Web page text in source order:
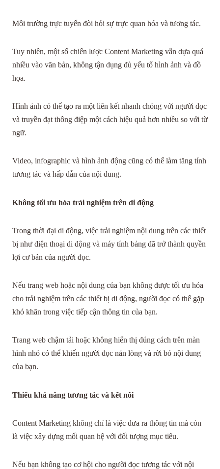
Môi trường trực tuyến đòi hỏi sự trực quan hóa và tương tác.
Tuy nhiên, một số chiến lược Content Marketing vẫn dựa quá
nhiều vào văn bản, không tận dụng đủ yếu tố hình ảnh và đồ
họa.
Hình ảnh có thể tạo ra một liên kết nhanh chóng với người đọc
và truyền đạt thông điệp một cách hiệu quả hơn nhiều so với từ
ngữ.
Video, infographic và hình ảnh động cũng có thể làm tăng tính
tương tác và hấp dẫn của nội dung.
Không tối ưu hóa trải nghiệm trên di động
Trong thời đại di động, việc trải nghiệm nội dung trên các thiết
bị như điện thoại di động và máy tính bảng đã trở thành quyền
lợi cơ bản của người đọc.
Nếu trang web hoặc nội dung của bạn không được tối ưu hóa
cho trải nghiệm trên các thiết bị di động, người đọc có thể gặp
khó khăn trong việc tiếp cận thông tin của bạn.
Trang web chậm tải hoặc không hiển thị đúng cách trên màn
hình nhỏ có thể khiến người đọc nản lòng và rời bỏ nội dung
của bạn.
Thiếu khả năng tương tác và kết nối
Content Marketing không chỉ là việc đưa ra thông tin mà còn
là việc xây dựng mối quan hệ với đối tượng mục tiêu.
Nếu bạn không tạo cơ hội cho người đọc tương tác với nội